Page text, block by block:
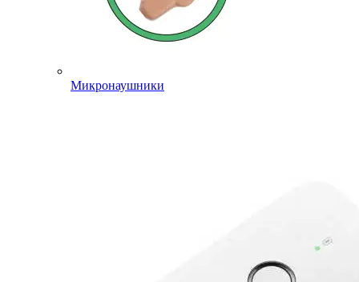
Микронаушники